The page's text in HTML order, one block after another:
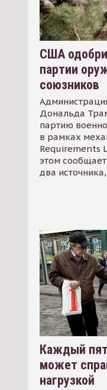
США
партии
союзников
Дональда
партию
в рамках
Requirements
этом
два
Каждый
может
нагрузкой